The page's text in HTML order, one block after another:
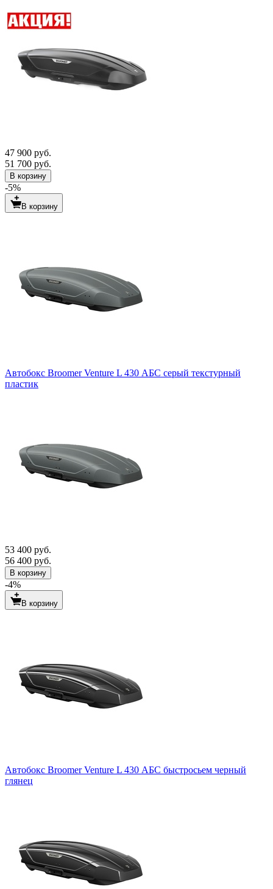
47 900 руб.
51 700 руб.
В корзину
-5%
В корзину
Автобокс Broomer Venture L 430 АБС серый текстурный
пластик
53 400 руб.
56 400 руб.
В корзину
-4%
В корзину
Автобокс Broomer Venture L 430 АБС быстросьем черный
глянец